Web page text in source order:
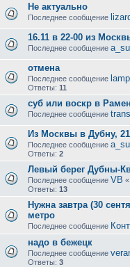
Не актуально
Последнее сообщение
16.11 в 22-00 из
Последнее сообщение
отмена
Последнее сообщение
Ответы: 11
суб или воскр в
Последнее сообщение
Из Москвы в Дубну,
Последнее сообщение
Ответы: 2
Левый берег Дубны-
Последнее сообщение VB «
Ответы: 13
Нужна завтра (30
метро
Последнее сообщение
надо в бежецк
Последнее сообщение
Ответы: 3